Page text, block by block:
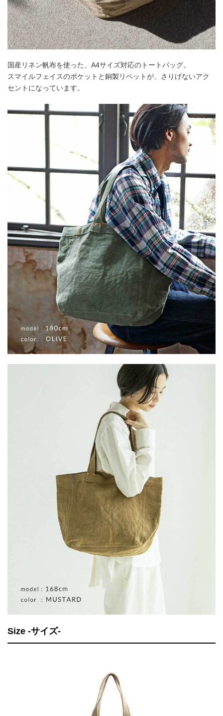
国産リネン帆布を使った、A4サイズ対応のトートバッグ。
スマイルフェイスのポケットと銅製リベットが、さりげないアク
セントになっています。
Size -サイズ-